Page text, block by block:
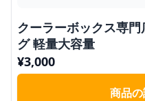
クーラーボックス専門店 折りたたみ式保冷
グ 軽量大容量
¥3,000
商品